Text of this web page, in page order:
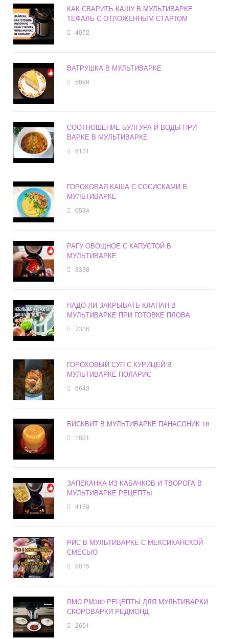
КАК СВАРИТЬ КАШУ В МУЛЬТИВАРКЕ
ТЕФАЛЬ С ОТЛОЖЕННЫМ СТАРТОМ
4072
ВАТРУШКА В МУЛЬТИВАРКЕ
5899
СООТНОШЕНИЕ БУЛГУРА И ВОДЫ ПРИ
ВАРКЕ В МУЛЬТИВАРКЕ
6131
ГОРОХОВАЯ КАША С СОСИСКАМИ В
МУЛЬТИВАРКЕ
6534
РАГУ ОВОЩНОЕ С КАПУСТОЙ В
МУЛЬТИВАРКЕ
8338
НАДО ЛИ ЗАКРЫВАТЬ КЛАПАН В
МУЛЬТИВАРКЕ ПРИ ГОТОВКЕ ПЛОВА
7336
ГОРОХОВЫЙ СУП С КУРИЦЕЙ В
МУЛЬТИВАРКЕ ПОЛАРИС
6643
БИСКВИТ В МУЛЬТИВАРКЕ ПАНАСОНИК 18
1821
ЗАПЕКАНКА ИЗ КАБАЧКОВ И ТВОРОГА В
МУЛЬТИВАРКЕ РЕЦЕПТЫ
4159
РИС В МУЛЬТИВАРКЕ С МЕКСИКАНСКОЙ
СМЕСЬЮ
5015
RMC PM380 РЕЦЕПТЫ ДЛЯ МУЛЬТИВАРКИ
СКОРОВАРКИ РЕДМОНД
2651